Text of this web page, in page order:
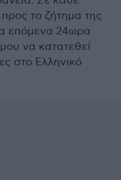
το ζήτημα της
επόμενα 24ωρα
να κατατεθεί
στο Ελληνικό